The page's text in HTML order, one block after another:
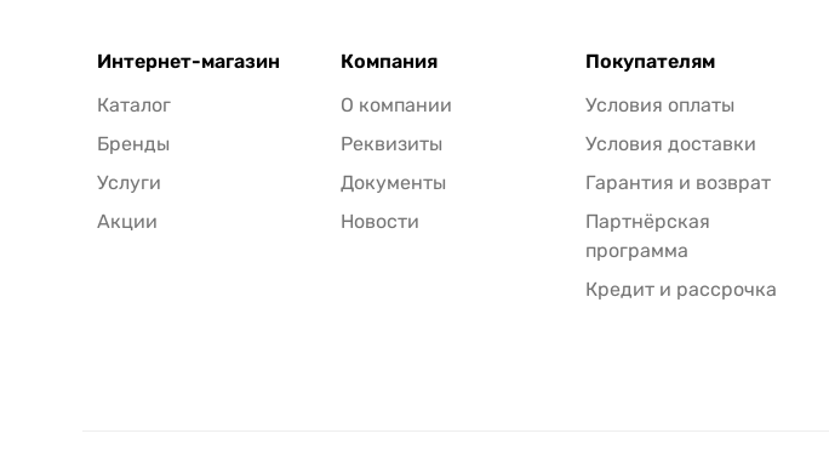
Интернет-магазин
Каталог
Бренды
Услуги
Акции
Компания
О компании
Реквизиты
Документы
Новости
Покупателям
Условия оплаты
Условия доставки
Гарантия и возврат
Партнёрская
программа
Кредит и рассрочка